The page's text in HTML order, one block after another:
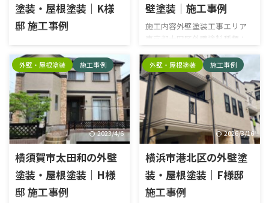
塗装・屋根塗装｜K様
邸 施工事例
施工内容外壁塗装工事, 屋根塗
装工事, シーリング工事エリア
三浦市南下浦町物件種別戸建
て使用塗料外壁：日本ペイン
トパーフェクトトップラジカル
仕様 屋根：日本ペイントパ
ーフェクトベストラジカル仕様
施工前 破風施工前 外壁施工前
ベランダ手すり 雨樋施工前 ベ
ランダ防水塗装施工前 屋根高
圧洗浄前 屋根塗装前 施工中 雨
樋ケレン 雨樋上塗り1回目 雨
樋上塗り2回目 破風ケレン 破
壁塗装｜施工事例
施工内容外壁塗装工事エリア
東京都大田区外壁塗料種類：
アイウォール 施工前 外壁 補修
前 破風 雨樋 雨戸 施工中 既存
シーリング撤去 プライマー塗
布 充填 ヘラ押さえ 補修 外壁下
塗り 外壁中塗り 外壁上塗り 外
壁下塗り 外壁中塗り 外壁上塗
り 破風ケレン 破風下塗り 破風
中塗り 破風上塗り 鉄枠ケレン
鉄枠錆止め 鉄枠中塗り 鉄枠上
塗り 雨戸ケレン 雨樋上塗り1
回目 雨樋上塗り2回目 雨戸ケ
外壁・屋根塗装 施工事例
2023/4/6
横須賀市太田和の外壁
塗装・屋根塗装｜H様
邸 施工事例
外壁・屋根塗装 施工事例
2026/3/16
横浜市港北区の外壁塗
装・屋根塗装｜F様邸
施工事例